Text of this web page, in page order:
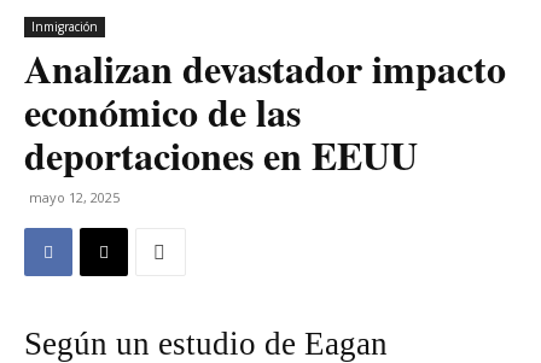
Inmigración
Analizan devastador impacto
económico de las
deportaciones en EEUU
mayo 12, 2025
Según un estudio de Eagan